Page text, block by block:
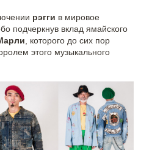
рэгги в мировое
подчеркнув вклад ямайского
, которого до сих пор
этого музыкального